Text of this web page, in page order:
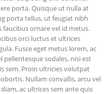
porta. Quisque ut nulla at
porta tellus, ut feugiat nibh
faucibus ornare vel id metus.
orci luctus et ultrices
Fusce eget metus lorem, ac
pellentesque sodales, nisi est
sem. Proin ultricies volutpat
Nullam convallis, arcu vel
ac ultrices sem ante quis